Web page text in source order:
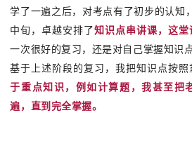
学了一遍之后，对考点有了初步的认知
中旬，卓越安排了知识点串讲课，这堂
一次很好的复习，还是对自己掌握知识
基于上述阶段的复习，我把知识点按照
于重点知识，例如计算题，我甚至把
遍，直到完全掌握。